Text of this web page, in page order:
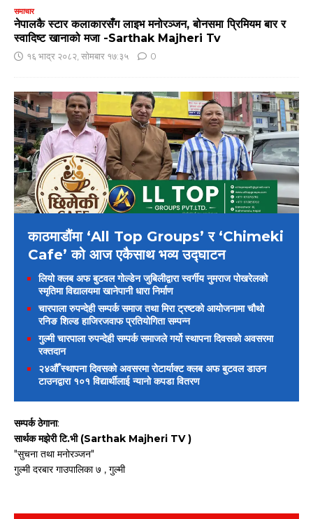
समाचार
नेपालकै स्टार कलाकारसँग लाइभ मनोरञ्जन, बोनसमा प्रिमियम बार र
स्वादिष्ट खानाको मजा -Sarthak Majheri Tv
१६ भाद्र २०८२, सोमबार १७:३५ 0
काठमाडौंमा ‘All Top Groups’ र ‘Chimeki
Cafe’ को आज एकैसाथ भव्य उद्घाटन
लियो क्लब अफ बुटवल गोल्डेन जुबिलीद्वारा स्वर्गीय नुमराज पोखरेलको
स्मृतिमा विद्यालयमा खानेपानी धारा निर्माण
चारपाला रुपन्देही सम्पर्क समाज तथा मिरा ट्रष्टको आयोजनामा चौथो
रनिङ शिल्ड हाजिरजवाफ प्रतियोगिता सम्पन्न
गुल्मी चारपाला रुपन्देही सम्पर्क समाजले गर्यो स्थापना दिवसको अवसरमा
रक्तदान
२४औँ स्थापना दिवसको अवसरमा रोटार्याक्ट क्लब अफ बुटवल डाउन
टाउनद्वारा १०१ विद्यार्थीलाई न्यानो कपडा वितरण
सम्पर्क ठेगाना:
सार्थक मझेरी टि.भी (Sarthak Majheri TV )
"सुचना तथा मनोरञ्जन"
गुल्मी दरबार गाउपालिका ७ , गुल्मी